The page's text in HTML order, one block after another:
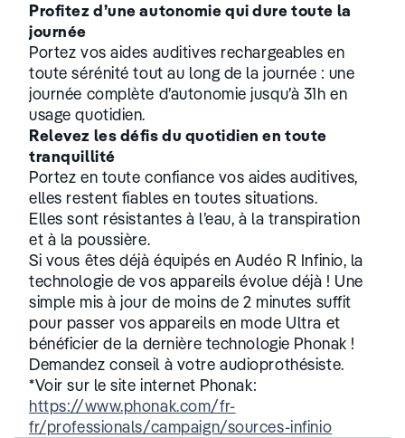
Profitez d’une autonomie qui dure toute la
journée
Portez vos aides auditives rechargeables en
toute sérénité tout au long de la journée : une
journée complète d’autonomie jusqu’à 31h en
usage quotidien.
Relevez les défis du quotidien en toute
tranquillité
Portez en toute confiance vos aides auditives,
elles restent fiables en toutes situations.
Elles sont résistantes à l’eau, à la transpiration
et à la poussière.
Si vous êtes déjà équipés en Audéo R Infinio, la
technologie de vos appareils évolue déjà ! Une
simple mis à jour de moins de 2 minutes suffit
pour passer vos appareils en mode Ultra et
bénéficier de la dernière technologie Phonak !
Demandez conseil à votre audioprothésiste.
*Voir sur le site internet Phonak:
https://www.phonak.com/fr-
fr/professionals/campaign/sources-infinio